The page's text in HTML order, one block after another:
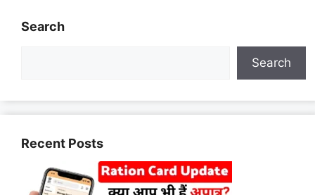
Search
Search
Recent Posts